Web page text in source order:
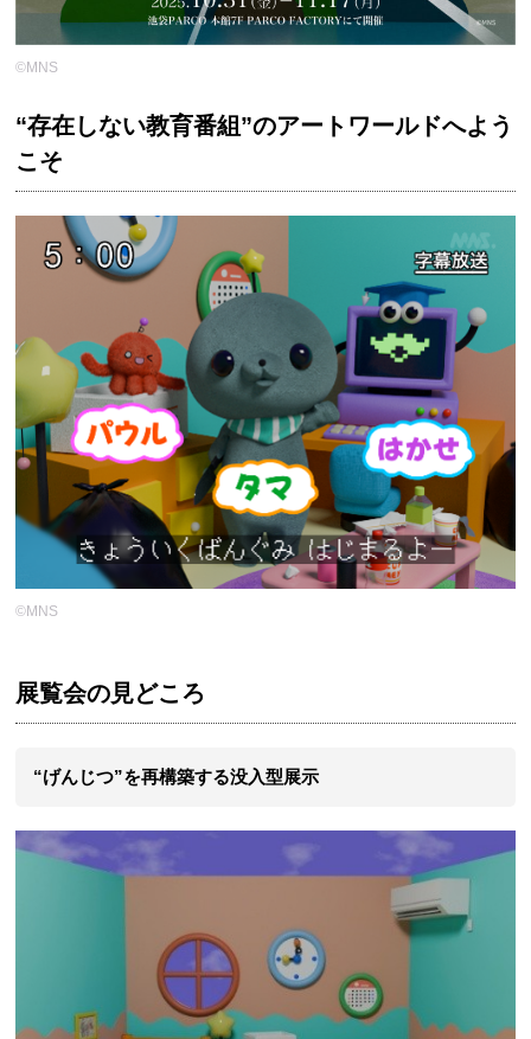
©MNS
“存在しない教育番組”のアートワールドへよう
こそ
©MNS
展覧会の見どころ
“げんじつ”を再構築する没入型展示